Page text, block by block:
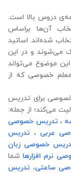
دروس بالا است.
آن‌ها براساس
شده‌اند. اساتید
می‌شوند و در این
موضوع می‌تواند
خصوصی که از
خصوصی برای تدریس
می‌کند؛ از جمله:
، تدریس خصوصی
عربی ، تدریس
خصوصی زبان
نرم افزارها شما
ساعتی، تدریس